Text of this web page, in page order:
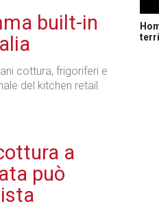
built-in
cottura, frigoriferi e
del kitchen retail.
a
può